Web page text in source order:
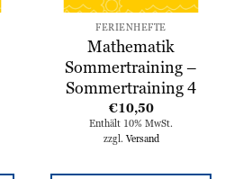
FERIENHEFTE
Mathematik
Sommertraining –
Sommertraining 4
€10,50
Enthält 10% MwSt.
zzgl. Versand